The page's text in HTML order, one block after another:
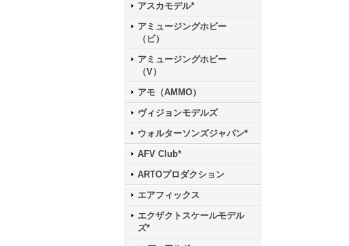
アスカモデル*
アミュージングホビー
（ビ）
アミュージングホビー
（V）
アモ（AMMO）
ヴィジョンモデルズ
ウォルターソンズジャパン*
AFV Club*
ARTOプロダクション
エアフィックス
エクザクトスケールモデル
ズ*